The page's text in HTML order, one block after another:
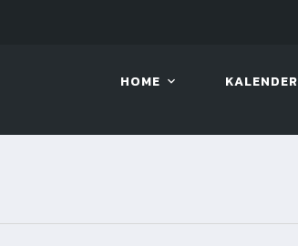
HOME KALENDER